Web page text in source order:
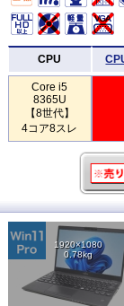
CPU
Core i5
8365U
【8世代】
4コア8スレ
1920×1080
0.78kg